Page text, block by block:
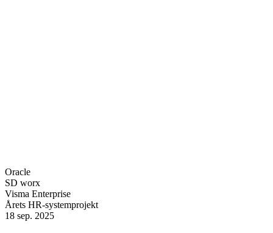
Oracle
SD worx
Visma Enterprise
Årets HR-systemprojekt
18 sep. 2025